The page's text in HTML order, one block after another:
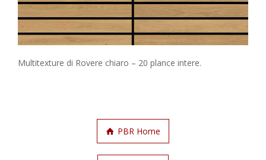
Multitexture di Rovere chiaro – 20 plance intere.
PBR Home